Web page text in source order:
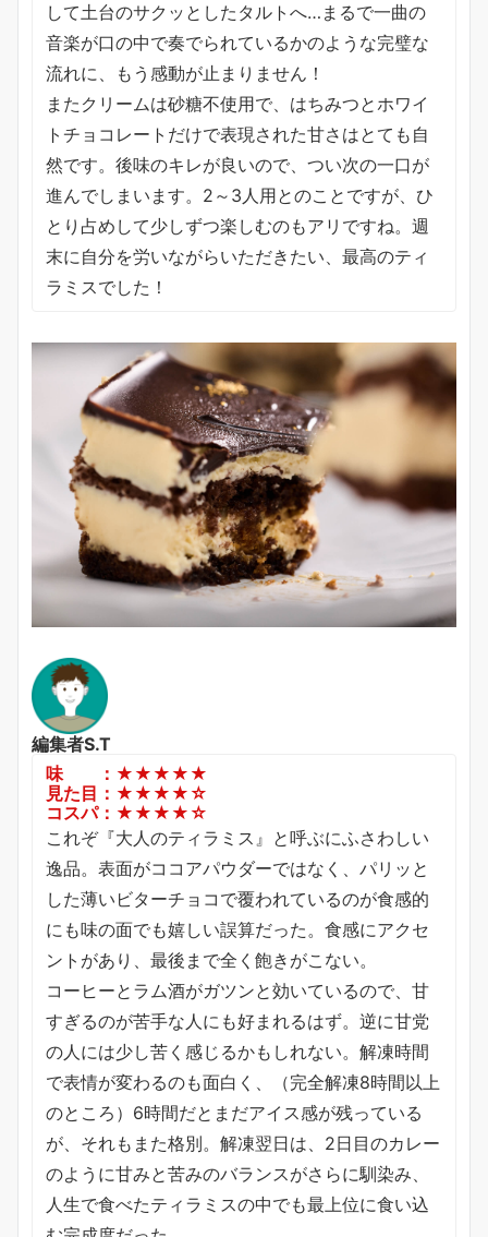
して土台のサクッとしたタルトへ…まるで一曲の
音楽が口の中で奏でられているかのような完璧な
流れに、もう感動が止まりません！
またクリームは砂糖不使用で、はちみつとホワイ
トチョコレートだけで表現された甘さはとても自
然です。後味のキレが良いので、つい次の一口が
進んでしまいます。2～3人用とのことですが、ひ
とり占めして少しずつ楽しむのもアリですね。週
末に自分を労いながらいただきたい、最高のティ
ラミスでした！
編集者S.T
味 ：★★★★★
見た目：★★★★☆
コスパ：★★★★☆
これぞ『大人のティラミス』と呼ぶにふさわしい
逸品。表面がココアパウダーではなく、パリッと
した薄いビターチョコで覆われているのが食感的
にも味の面でも嬉しい誤算だった。食感にアクセ
ントがあり、最後まで全く飽きがこない。
コーヒーとラム酒がガツンと効いているので、甘
すぎるのが苦手な人にも好まれるはず。逆に甘党
の人には少し苦く感じるかもしれない。解凍時間
で表情が変わるのも面白く、（完全解凍8時間以上
のところ）6時間だとまだアイス感が残っている
が、それもまた格別。解凍翌日は、2日目のカレー
のように甘みと苦みのバランスがさらに馴染み、
人生で食べたティラミスの中でも最上位に食い込